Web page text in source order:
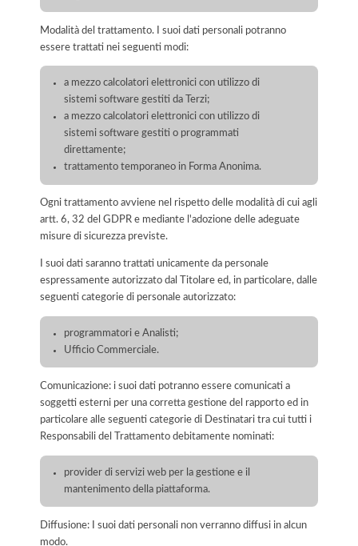
Modalità del trattamento. I suoi dati personali potranno
essere trattati nei seguenti modi:
a mezzo calcolatori elettronici con utilizzo di
sistemi software gestiti da Terzi;
a mezzo calcolatori elettronici con utilizzo di
sistemi software gestiti o programmati
direttamente;
trattamento temporaneo in Forma Anonima.
Ogni trattamento avviene nel rispetto delle modalità di cui agli
artt. 6, 32 del GDPR e mediante l'adozione delle adeguate
misure di sicurezza previste.
I suoi dati saranno trattati unicamente da personale
espressamente autorizzato dal Titolare ed, in particolare, dalle
seguenti categorie di personale autorizzato:
programmatori e Analisti;
Ufficio Commerciale.
Comunicazione: i suoi dati potranno essere comunicati a
soggetti esterni per una corretta gestione del rapporto ed in
particolare alle seguenti categorie di Destinatari tra cui tutti i
Responsabili del Trattamento debitamente nominati:
provider di servizi web per la gestione e il
mantenimento della piattaforma.
Diffusione: I suoi dati personali non verranno diffusi in alcun
modo.